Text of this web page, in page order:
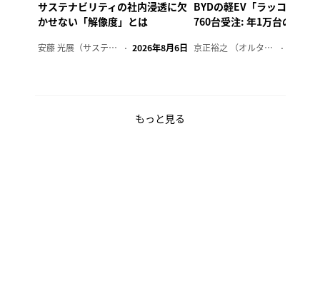
サステナビリティの社内浸透に欠
かせない「解像度」とは
安藤 光展（サステナビリティ・コンサルタント） 2026年8月6日
BYDの軽EV「ラッコ」、1
760台受注: 年1万台の販売
京正裕之 （オルタナ副編集長）
もっと見る